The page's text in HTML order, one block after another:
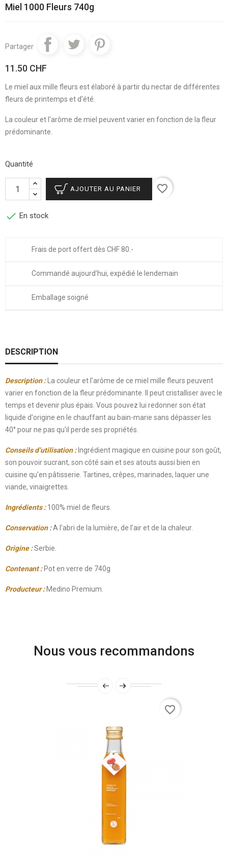
Miel 1000 Fleurs 740g
Partager
11.50 CHF
Le miel aux mille fleurs est élaboré à partir du nectar de différentes
fleurs de printemps et d'été.
La couleur et l'arôme de miel peuvent varier en fonction de la fleur
prédominante.
Quantité
AJOUTER AU PANIER favorite_border
 En stock
Frais de port offert dès CHF 80.-
Commandé aujourd'hui, expédié le lendemain
Emballage soigné
DESCRIPTION
Description:
La couleur et l'arôme de ce miel mille fleurs peuvent
varier en fonction de la fleur prédominante. Il peut cristalliser avec le
temps et devenir plus épais. Vous pouvez lui redonner son état
liquide d'origine en le chauffant au bain-marie sans dépasser les
40° pour ne pas qu'il perde ses propriétés.
Conseils d’utilisation :Ingrédient magique en cuisine pour son goût,
son pouvoir sucrant, son côté sain et ses atouts aussi bien en
cuisine qu'en pâtisserie. Tartines, crêpes, marinades, laquer une
viande, vinaigrettes.
Ingrédients :100% miel de fleurs.
Conservation :A l’abri de la lumière, de l’air et de la chaleur.
Origine :Serbie.
Contenant :Pot en verre de 740g
Producteur : Medino Premium
Nous vous recommandons
favorite_border